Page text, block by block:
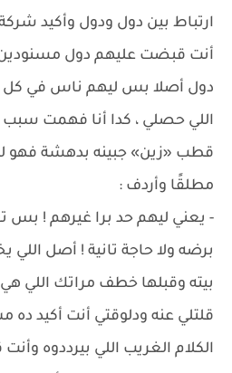
ارتباط بين دول ودول وأكيد شركة
أنت قبضت عليهم دول
دول أصلا بس ليهم ناس في كل
اللي حصلي ، كدا أنا فهمت
قطب «زين» جبينه بدهشة فهو لم
مطلقًا وأردف :
- يعني ليهم حد برا غيرهم ! بس
برضه ولا حاجة تانية ! أصل
بيته وقبلها خطف مراتك اللي
قلتلي عنه ودلوقتي أنت أكيد
الكلام الغريب اللي بيرددوه